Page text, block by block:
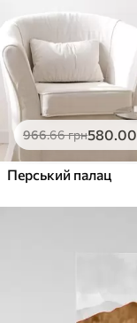
966.66грн580.00
Перський палац